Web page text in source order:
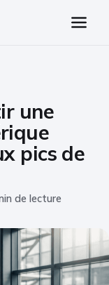
une
pics de
de lecture